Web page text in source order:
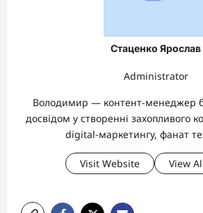
Стаценко Ярослав
Administrator
Володимир — контент-менеджер
досвідом у створенні захопливого
digital-маркетингу, фанат
Visit Website View